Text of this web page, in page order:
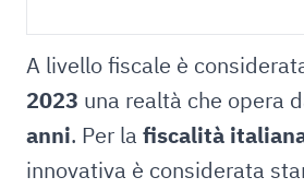
A livello fiscale è
2023 una realtà che opera
anni. Per la fiscalità
innovativa è considerata